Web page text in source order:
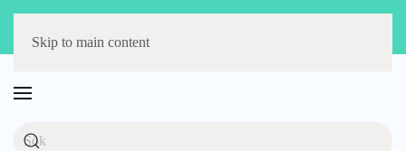
Skip to main content